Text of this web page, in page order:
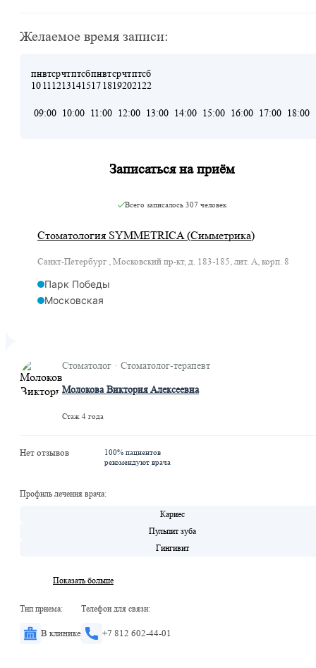
Желаемое время записи:
пн
10
вт
11
ср
12
чт
13
пт
14
сб
15
пн
17
вт
18
ср
19
чт
20
пт
21
сб
22
09:00 10:00 11:00 12:00 13:00 14:00 15:00 16:00 17:00 18:00
Записаться на приём
Всего записалось 307 человек
Стоматология SYMMETRICA (Симметрика)
Санкт-Петербург , Московский пр-кт, д. 183-185, лит. А, корп. 8
Парк Победы
Московская
Стоматолог · Стоматолог-терапевт
Молокова Виктория Алексеевна
Стаж 4 года
Нет отзывов
100% пациентов
рекомендуют врача
Профиль лечения врача:
Кариес
Пульпит зуба
Гингивит
Показать больше
Тип приема:
В клинике
Телефон для связи:
+7 812 602-44-01